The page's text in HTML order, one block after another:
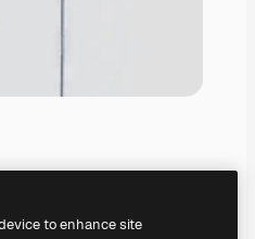
to enhance site